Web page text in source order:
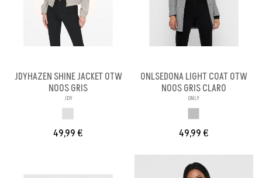
JDYHAZEN SHINE JACKET OTW
NOOS GRIS
JDY
49,99 €
ONLSEDONA LIGHT COAT OTW
NOOS GRIS CLARO
ONLY
49,99 €